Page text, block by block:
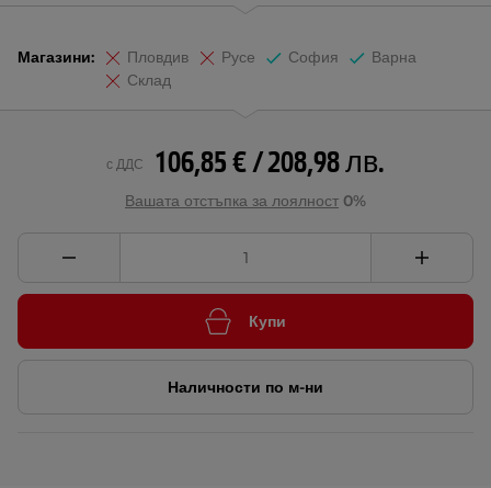
Магазини: Пловдив Русе София
Варна
Склад
106,85 € / 208,98 лв.
с ДДС
Вашата отстъпка за лоялност 0%
Купи
Наличности по м-ни